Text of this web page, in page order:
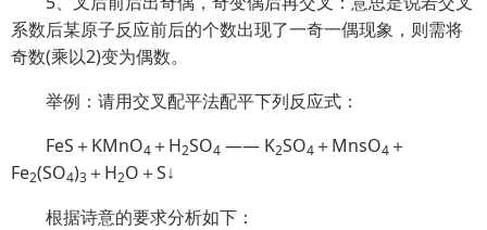
系数后某原子反应前后的个数出现了一奇一偶现象，则需将
奇数(乘以2)变为偶数。
举例：请用交叉配平法配平下列反应式：
FeS＋KMnO4 ＋H2SO4 —— K2SO4 ＋MnsO4 ＋
Fe2(SO4)3 ＋H2O＋S↓
根据诗意的要求分析如下：